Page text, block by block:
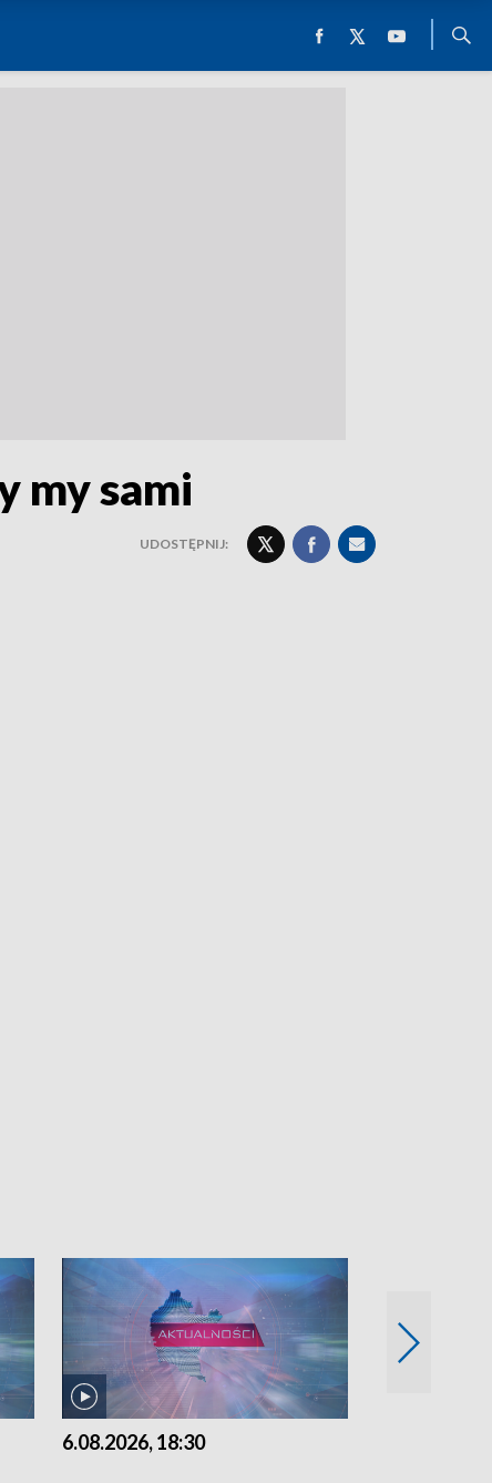
my sami
UDOSTĘPNIJ:
6.08.2026, 18:30